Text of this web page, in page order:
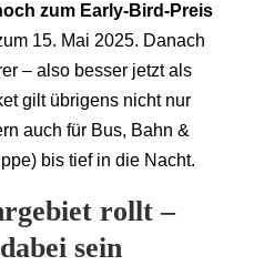
zum Early-Bird-Preis
15. Mai 2025. Danach
– also besser jetzt als
gilt übrigens nicht nur
auch für Bus, Bahn &
bis tief in die Nacht.
rollt –
sein